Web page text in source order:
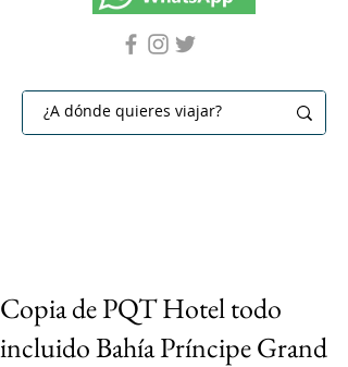
Copia de PQT Hotel todo
incluido Bahía Príncipe Grand